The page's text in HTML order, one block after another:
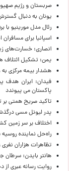
صربستان و رژیم
یونان به دنبال
رئال مدل مورینیو با
اسپانیا برای
انصاری: خسارت‌های
یمن: تشکیل ائتلاف
هشدار بیمه مرکزی به ۸ شرکت بیمه‌ای؛ اصلاح نکنید، تعلیق می‌شوید
فیدان: ایران هدف
پاکستان می پیوندد
تاکید صریح همتی بر
پدر لیونل مسی
اختلاف بر سر زمین
راه‌حل نماینده روسیه
تظاهرات هزاران
هانتر بایدن:
روایت رسانه عبری از